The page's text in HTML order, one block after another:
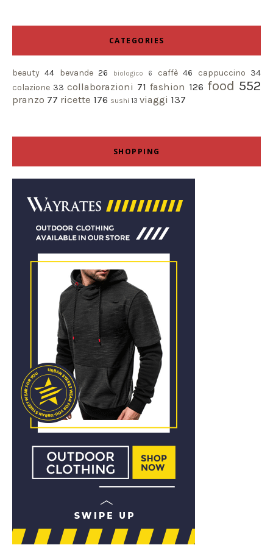
CATEGORIES
beauty 44 bevande 26 biologico 6 caffè 46 cappuccino 34
colazione 33 collaborazioni 71 fashion 126 food 552
pranzo 77 ricette 176 sushi 13 viaggi 137
SHOPPING